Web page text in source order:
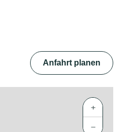
Anfahrt planen
+
−